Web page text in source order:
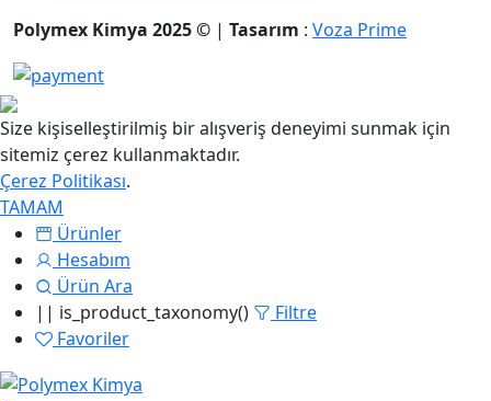
Polymex Kimya 2025 © | Tasarım : Voza Prime
Size kişiselleştirilmiş bir alışveriş deneyimi sunmak için
sitemiz çerez kullanmaktadır.
Çerez Politikası.
TAMAM
Ürünler
Hesabım
Ürün Ara
|| is_product_taxonomy()
Filtre
Favoriler